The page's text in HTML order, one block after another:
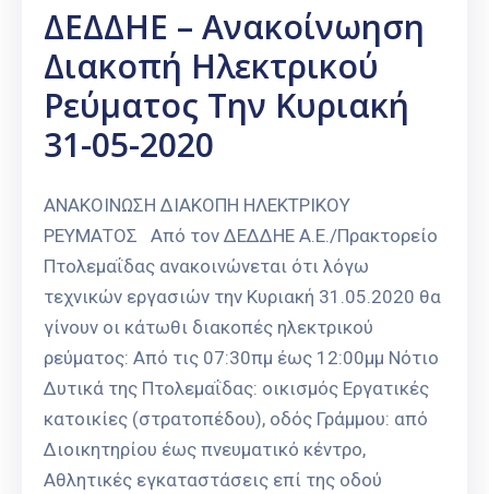
ΔΕΔΔΗΕ – Ανακοίνωηση
Διακοπή Ηλεκτρικού
Ρεύματος Την Κυριακή
31-05-2020
ΑΝΑΚΟΙΝΩΣΗ ΔΙΑΚΟΠΗ ΗΛΕΚΤΡΙΚΟΥ
ΡΕΥΜΑΤΟΣ Από τον ΔΕΔΔΗΕ Α.Ε./Πρακτορείο
Πτολεμαΐδας ανακοινώνεται ότι λόγω
τεχνικών εργασιών την Κυριακή 31.05.2020 θα
γίνουν οι κάτωθι διακοπές ηλεκτρικού
ρεύματος: Από τις 07:30πμ έως 12:00μμ Νότιο
Δυτικά της Πτολεμαΐδας: οικισμός Εργατικές
κατοικίες (στρατοπέδου), οδός Γράμμου: από
Διοικητηρίου έως πνευματικό κέντρο,
Αθλητικές εγκαταστάσεις επί της οδού